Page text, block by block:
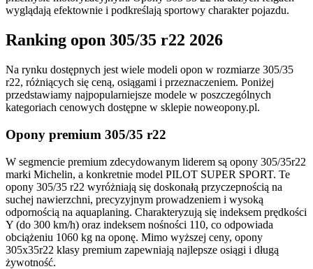
wyglądają efektownie i podkreślają sportowy charakter pojazdu.
Ranking opon 305/35 r22 2026
Na rynku dostępnych jest wiele modeli opon w rozmiarze 305/35
r22, różniących się ceną, osiągami i przeznaczeniem. Poniżej
przedstawiamy najpopularniejsze modele w poszczególnych
kategoriach cenowych dostępne w sklepie noweopony.pl.
Opony premium 305/35 r22
W segmencie premium zdecydowanym liderem są opony 305/35r22
marki Michelin, a konkretnie model PILOT SUPER SPORT. Te
opony 305/35 r22 wyróżniają się doskonałą przyczepnością na
suchej nawierzchni, precyzyjnym prowadzeniem i wysoką
odpornością na aquaplaning. Charakteryzują się indeksem prędkości
Y (do 300 km/h) oraz indeksem nośności 110, co odpowiada
obciążeniu 1060 kg na oponę. Mimo wyższej ceny, opony
305x35r22 klasy premium zapewniają najlepsze osiągi i długą
żywotność.